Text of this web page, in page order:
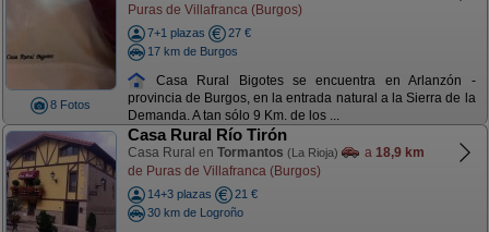
8 Fotos
Puras de Villafranca (Burgos)
7+1 plazas
27 €
17 km de Burgos
Casa Rural Bigotes se encuentra en Arlanzón -
provincia de Burgos, en la entrada natural a la Sierra de la
Demanda. A tan sólo 9 Km. de los ...
Casa Rural Río Tirón
Casa Rural en Tormantos (La Rioja) a 18,9 km
de Puras de Villafranca (Burgos)
14+3 plazas
21 €
30 km de Logroño